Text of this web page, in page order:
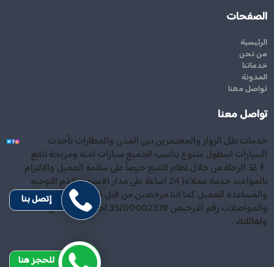
الصفحات
الرئيسية
من نحن
خدماتنا
المدونة
تواصل معنا
تواصل معنا
خدمات نقل الزوار والمعتمرين بين المدن والمطارات بأحدث
السيارات اسطول متنوع يناسب الجميع سيارات امنه ومريحة نتابع
👨‍💻 الرحلة من خلال نظام التتبع حرصاً على سلامة العميل والالتزام
بالمواعيد خدمة عملاء( 24 )ساعة على مدار الاسبوع نقدم التوجيه
والمساعدة للعميل كما اننا مرخصين من قبل هيئة النقل
والمواصلات رقم الترخيص 35/00002378 احجز معنا . أمان لك
ولعائلتك .
إتصل بنا
للحجز هنا